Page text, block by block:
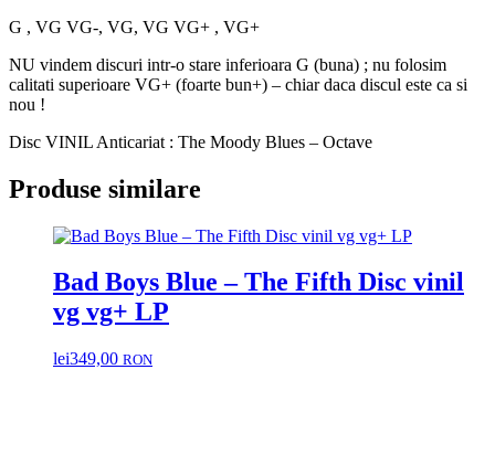
G , VG VG-, VG, VG VG+ , VG+
NU vindem discuri intr-o stare inferioara G (buna) ; nu folosim
calitati superioare VG+ (foarte bun+) – chiar daca discul este ca si
nou !
Disc VINIL Anticariat : The Moody Blues – Octave
Produse similare
Bad Boys Blue ‎– The Fifth Disc vinil
vg vg+ LP
lei349,00 RON